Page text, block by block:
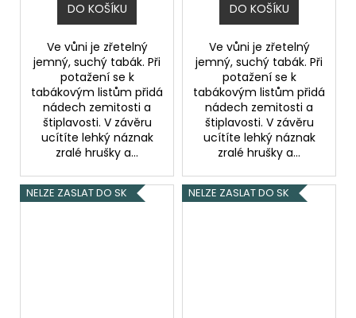
DO KOŠÍKU
Ve vůni je zřetelný
jemný, suchý tabák. Při
potažení se k
tabákovým listům přidá
nádech zemitosti a
štiplavosti. V závěru
ucítíte lehký náznak
zralé hrušky a...
DO KOŠÍKU
Ve vůni je zřetelný
jemný, suchý tabák. Při
potažení se k
tabákovým listům přidá
nádech zemitosti a
štiplavosti. V závěru
ucítíte lehký náznak
zralé hrušky a...
NELZE ZASLAT DO SK NELZE ZASLAT DO SK